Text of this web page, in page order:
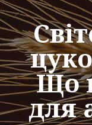
Що
для